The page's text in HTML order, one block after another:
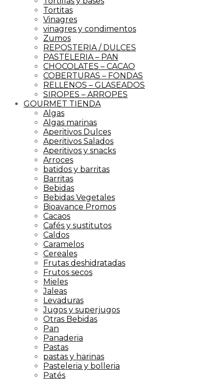
Tortitas
Vinagres
vinagres y condimentos
Zumos
REPOSTERIA / DULCES
PASTELERIA – PAN
CHOCOLATES – CACAO
COBERTURAS – FONDAS
RELLENOS – GLASEADOS
SIROPES – ARROPES
GOURMET TIENDA
Algas
Algas marinas
Aperitivos Dulces
Aperitivos Salados
Aperitivos y snacks
Arroces
batidos y barritas
Barritas
Bebidas
Bebidas Vegetales
Bioavance Promos
Cacaos
Cafés y sustitutos
Caldos
Caramelos
Cereales
Frutas deshidratadas
Frutos secos
Mieles
Jaleas
Levaduras
Jugos y superjugos
Otras Bebidas
Pan
Panaderia
Pastas
pastas y harinas
Pasteleria y bolleria
Patés